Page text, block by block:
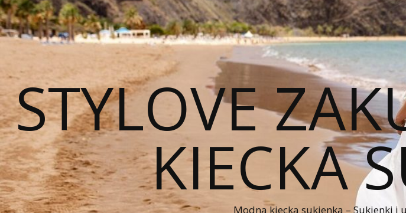
STYLOVE
KIECKA
Modna kiecka sukienka – Sukienki i